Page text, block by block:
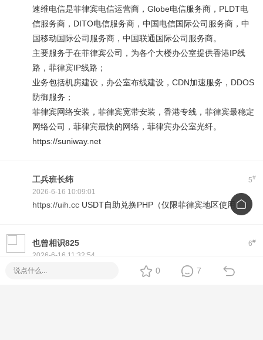
速维电信是菲律宾电信运营商，Globe电信服务商，PLDT电
信服务商，DITO电信服务商，中国电信国际公司服务商，中
国移动国际公司服务商，中国联通国际公司服务商。
主要服务于在菲律宾公司，为各个大楼办公室提供香港IP线
路，菲律宾IP线路；
业务包括机房建设，办公室布线建设，CDN加速服务，DDOS
防御服务；
菲律宾网络安装，菲律宾宽带安装，香港专线，菲律宾最稳定
网络公司，菲律宾最快的网络，菲律宾办公室光纤。
https://suniway.net
5#
工兵班长纬
2026-6-16 10:09:01
https://uih.cc USDT自助兑换PHP（仅限菲律宾地区使用）
6#
也曾相识825
2026-6-16 11:32:54
0 7